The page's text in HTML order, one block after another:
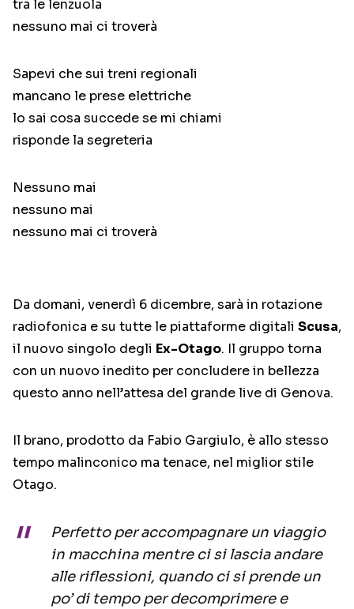
tra le lenzuola
nessuno mai ci troverà
Sapevi che sui treni regionali
mancano le prese elettriche
lo sai cosa succede se mi chiami
risponde la segreteria
Nessuno mai
nessuno mai
nessuno mai ci troverà
Da domani, venerdì 6 dicembre, sarà in rotazione
radiofonica e su tutte le piattaforme digitali Scusa,
il nuovo singolo degli Ex-Otago. Il gruppo torna
con un nuovo inedito per concludere in bellezza
questo anno nell’attesa del grande live di Genova.
Il brano, prodotto da Fabio Gargiulo, è allo stesso
tempo malinconico ma tenace, nel miglior stile
Otago.
Perfetto per accompagnare un viaggio
in macchina mentre ci si lascia andare
alle riflessioni, quando ci si prende un
po’ di tempo per decomprimere e